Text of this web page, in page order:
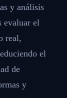
y análisis
evaluar el
real,
el
de
y